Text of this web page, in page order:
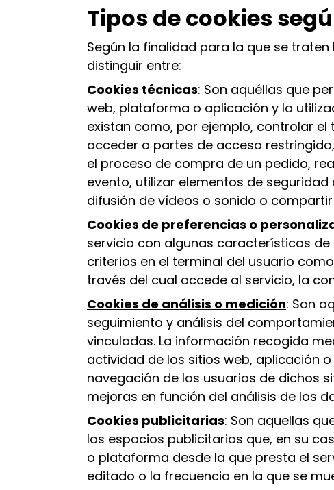
Tipos de cookies
Según la finalidad para la que se
distinguir entre:
Cookies técnicas: Son aquéllas que
web, plataforma o aplicación y la
existan como, por ejemplo, controlar
acceder a partes de acceso
el proceso de compra de un pedido,
evento, utilizar elementos de
difusión de vídeos o sonido o
Cookies de preferencias o
servicio con algunas características
criterios en el terminal del usuario
través del cual accede al servicio, la
Cookies de análisis o medición: Son
seguimiento y análisis del
vinculadas. La información recogida
actividad de los sitios web, aplicación
navegación de los usuarios de dichos
mejoras en función del análisis de los
Cookies publicitarias: Son aquellas
los espacios publicitarios que, en su
o plataforma desde la que presta el
editado o la frecuencia en la que se